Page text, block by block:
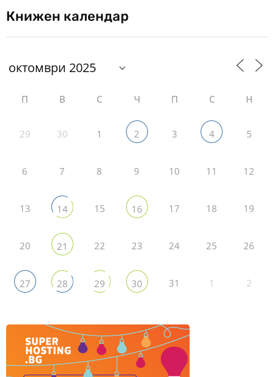
Книжен календар
П В С Ч П С Н
29 30 1 2 3 4 5
6 7 8 9 10 11 12
13 14 15 16 17 18 19
20 21 22 23 24 25 26
27 28 29 30 31 1 2